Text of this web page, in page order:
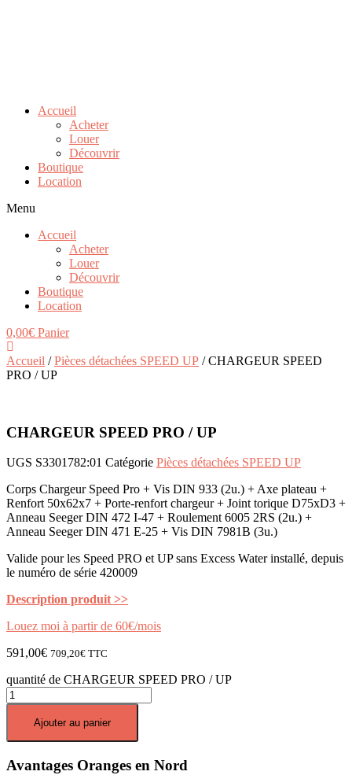
Accueil
Acheter
Louer
Découvrir
Boutique
Location
Menu
Accueil
Acheter
Louer
Découvrir
Boutique
Location
0,00€ Panier
Accueil /Pièces détachées SPEED UP / CHARGEUR SPEED
PRO / UP
CHARGEUR SPEED PRO / UP
UGS S3301782:01 Catégorie Pièces détachées SPEED UP
Corps Chargeur Speed Pro + Vis DIN 933 (2u.) + Axe plateau +
Renfort 50x62x7 + Porte-renfort chargeur + Joint torique D75xD3 +
Anneau Seeger DIN 472 I-47 + Roulement 6005 2RS (2u.) +
Anneau Seeger DIN 471 E-25 + Vis DIN 7981B (3u.)
Valide pour les Speed PRO et UP sans Excess Water installé, depuis
le numéro de série 420009
Description produit >>
Louez moi à partir de 60€/mois
591,00€ 709,20€ TTC
quantité de CHARGEUR SPEED PRO / UP
Ajouter au panier
Avantages Oranges en Nord